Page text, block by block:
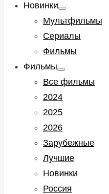
Новинки
Show
sub
menu
Мультфильмы
Сериалы
Фильмы
Фильмы
Show
sub
menu
Все фильмы
2024
2025
2026
Зарубежные
Лучшие
Новинки
Россия